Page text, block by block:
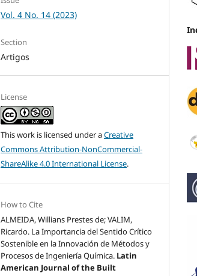
Vol. 4 No. 14 (2023)
Section
Artigos
License
This work is licensed under aCreative
Commons Attribution-NonCommercial-
ShareAlike 4.0 International License.
How to Cite
ALMEIDA, Willians Prestes de; VALIM,
Ricardo. La Importancia del Sentido Crítico
Sostenible en la Innovación de Métodos y
Procesos de Ingeniería Química. Latin
American Journal of the Built